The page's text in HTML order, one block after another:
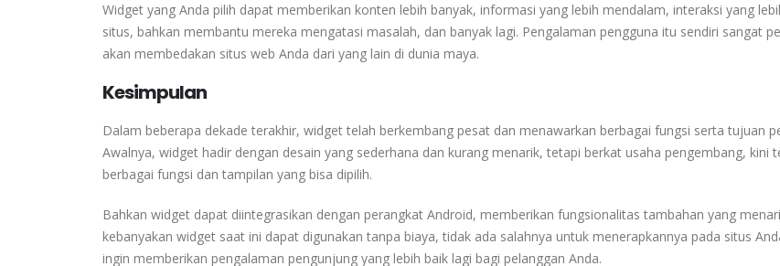
Widget yang Anda pilih dapat memberikan konten lebih banyak, informasi yang lebih mendalam, interaksi yang
situs, bahkan membantu mereka mengatasi masalah, dan banyak lagi. Pengalaman pengguna itu sendiri sangat
akan membedakan situs web Anda dari yang lain di dunia maya.
Kesimpulan
Dalam beberapa dekade terakhir, widget telah berkembang pesat dan menawarkan berbagai fungsi serta tujuan
Awalnya, widget hadir dengan desain yang sederhana dan kurang menarik, tetapi berkat usaha pengembang, kini
berbagai fungsi dan tampilan yang bisa dipilih.
Bahkan widget dapat diintegrasikan dengan perangkat Android, memberikan fungsionalitas tambahan yang
kebanyakan widget saat ini dapat digunakan tanpa biaya, tidak ada salahnya untuk menerapkannya pada situs
ingin memberikan pengalaman pengunjung yang lebih baik lagi bagi pelanggan Anda.